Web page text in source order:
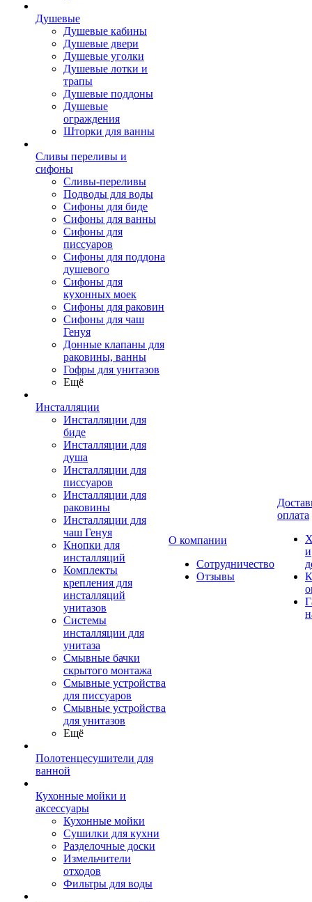
Душевые
Душевые кабины
Душевые двери
Душевые уголки
Душевые лотки и
трапы
Душевые поддоны
Душевые
ограждения
Шторки для ванны
Сливы переливы и
сифоны
Сливы-переливы
Подводы для воды
Сифоны для биде
Сифоны для ванны
Сифоны для
писсуаров
Сифоны для поддона
душевого
Сифоны для
кухонных моек
Сифоны для раковин
Сифоны для чаш
Генуя
Донные клапаны для
раковины, ванны
Гофры для унитазов
Ещё
Инсталляции
Инсталляции для
биде
Инсталляции для
душа
Инсталляции для
писсуаров
Инсталляции для
раковины
Инсталляции для
чаш Генуя
Кнопки для
инсталляций
Комплекты
крепления для
инсталляций
унитазов
Системы
инсталляции для
унитаза
Смывные бачки
скрытого монтажа
Смывные устройства
для писсуаров
Смывные устройства
для унитазов
Ещё
Полотенцесушители для
ванной
Кухонные мойки и
аксессуары
Кухонные мойки
Сушилки для кухни
Разделочные доски
Измельчители
отходов
Фильтры для воды
О компании
Сотрудничество
Отзывы
оплата
и